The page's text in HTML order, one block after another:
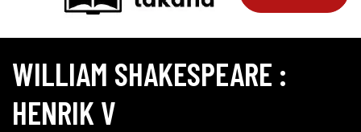
WILLIAM SHAKESPEARE :
HENRIK V